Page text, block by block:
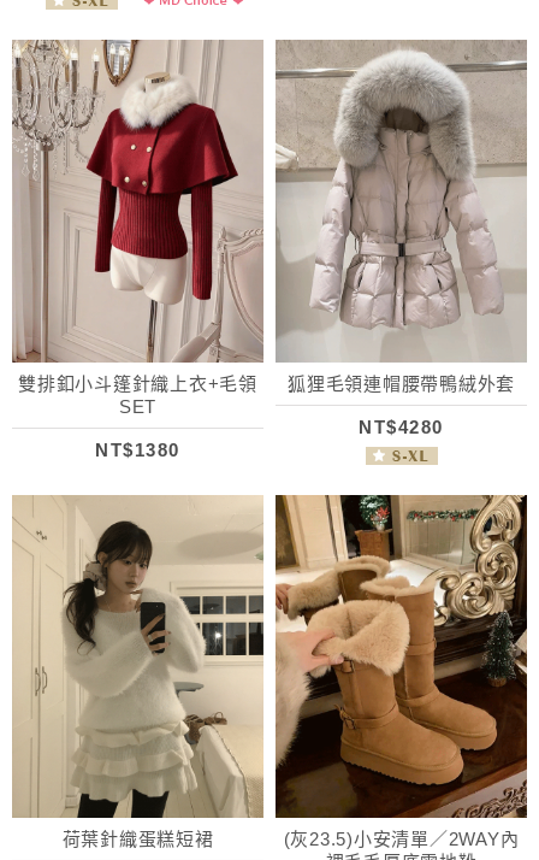
雙排釦小斗篷針織上衣+毛領
SET
NT$1380
狐狸毛領連帽腰帶鴨絨外套
NT$4280
荷葉針織蛋糕短裙
(灰23.5)小安清單／2WAY內